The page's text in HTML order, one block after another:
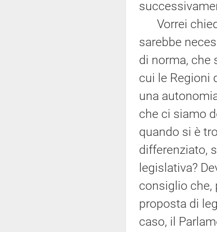
Vorrei
sarebbe
di norma, che
cui le Regioni
una
che ci siamo
quando si è
differenziato,
legislativa?
consiglio che,
proposta di
caso, il